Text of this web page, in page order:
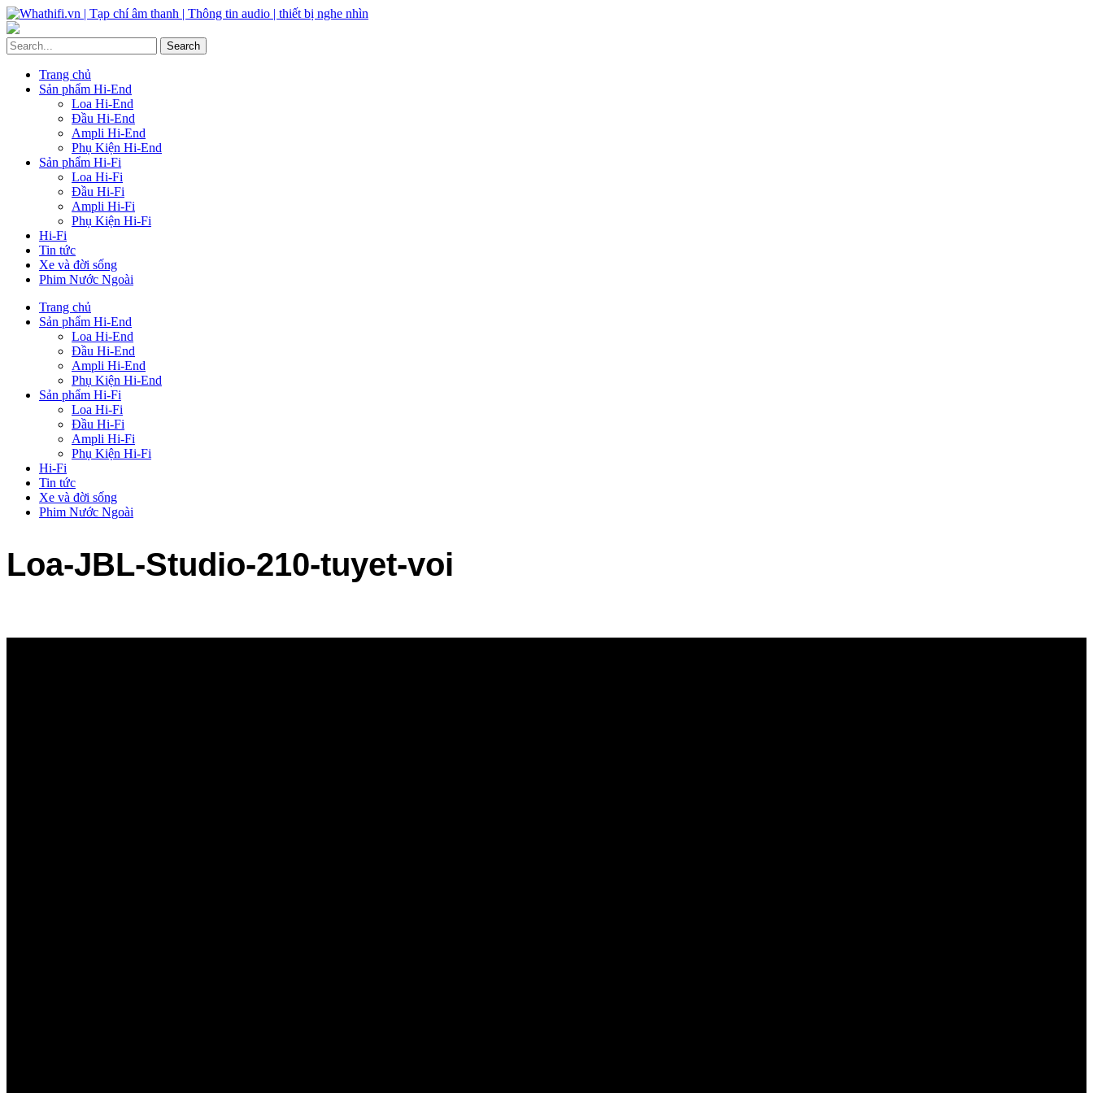
Trang chủ
Sản phẩm Hi-End
Loa Hi-End
Đầu Hi-End
Ampli Hi-End
Phụ Kiện Hi-End
Sản phẩm Hi-Fi
Loa Hi-Fi
Đầu Hi-Fi
Ampli Hi-Fi
Phụ Kiện Hi-Fi
Hi-Fi
Tin tức
Xe và đời sống
Phim Nước Ngoài
Trang chủ
Sản phẩm Hi-End
Loa Hi-End
Đầu Hi-End
Ampli Hi-End
Phụ Kiện Hi-End
Sản phẩm Hi-Fi
Loa Hi-Fi
Đầu Hi-Fi
Ampli Hi-Fi
Phụ Kiện Hi-Fi
Hi-Fi
Tin tức
Xe và đời sống
Phim Nước Ngoài
Loa-JBL-Studio-210-tuyet-voi